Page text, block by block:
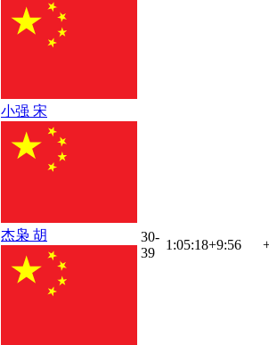
小强 宋
杰枭 胡
30-
39
1:05:18+9:56